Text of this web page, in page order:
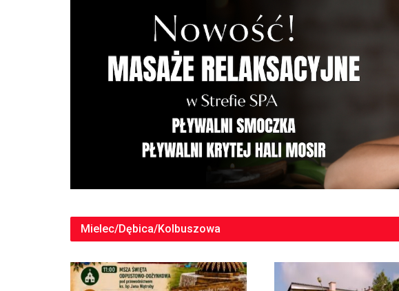
Mielec/Dębica/Kolbuszowa